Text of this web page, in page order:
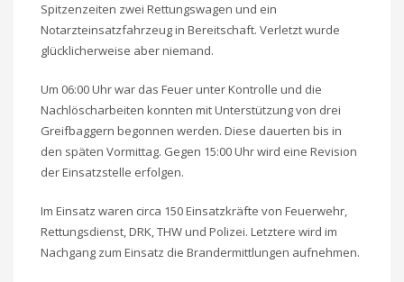
Spitzenzeiten zwei Rettungswagen und ein
Notarzteinsatzfahrzeug in Bereitschaft. Verletzt wurde
glücklicherweise aber niemand.
Um 06:00 Uhr war das Feuer unter Kontrolle und die
Nachlöscharbeiten konnten mit Unterstützung von drei
Greifbaggern begonnen werden. Diese dauerten bis in
den späten Vormittag. Gegen 15:00 Uhr wird eine Revision
der Einsatzstelle erfolgen.
Im Einsatz waren circa 150 Einsatzkräfte von Feuerwehr,
Rettungsdienst, DRK, THW und Polizei. Letztere wird im
Nachgang zum Einsatz die Brandermittlungen aufnehmen.